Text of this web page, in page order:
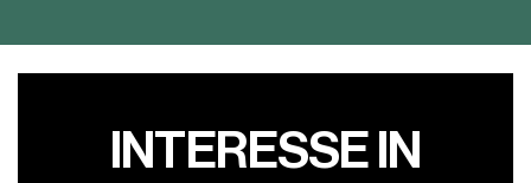
INTERESSE IN